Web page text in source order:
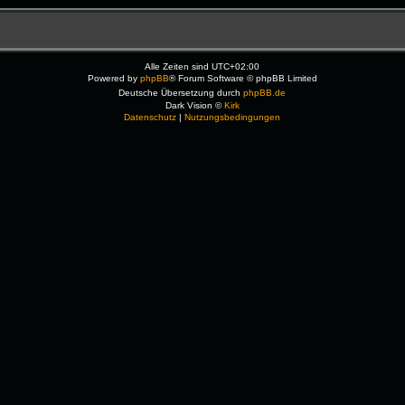
Alle Zeiten sindUTC+02:00
Powered by phpBB® Forum Software © phpBB Limited
Deutsche Übersetzung durchphpBB.de
Dark Vision ©Kirk
Datenschutz |Nutzungsbedingungen